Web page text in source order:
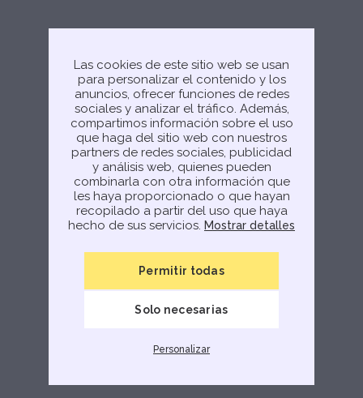
Las cookies de este sitio web se usan
para personalizar el contenido y los
anuncios, ofrecer funciones de redes
sociales y analizar el tráfico. Además,
compartimos información sobre el uso
que haga del sitio web con nuestros
partners de redes sociales, publicidad
y análisis web, quienes pueden
combinarla con otra información que
les haya proporcionado o que hayan
recopilado a partir del uso que haya
hecho de sus servicios. Mostrar detalles
Permitir todas
Solo necesarias
Personalizar